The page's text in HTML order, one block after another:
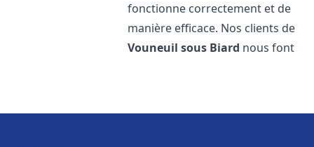
fonctionne correctement et de
manière efficace. Nos clients de
Vouneuil sous Biard nous font